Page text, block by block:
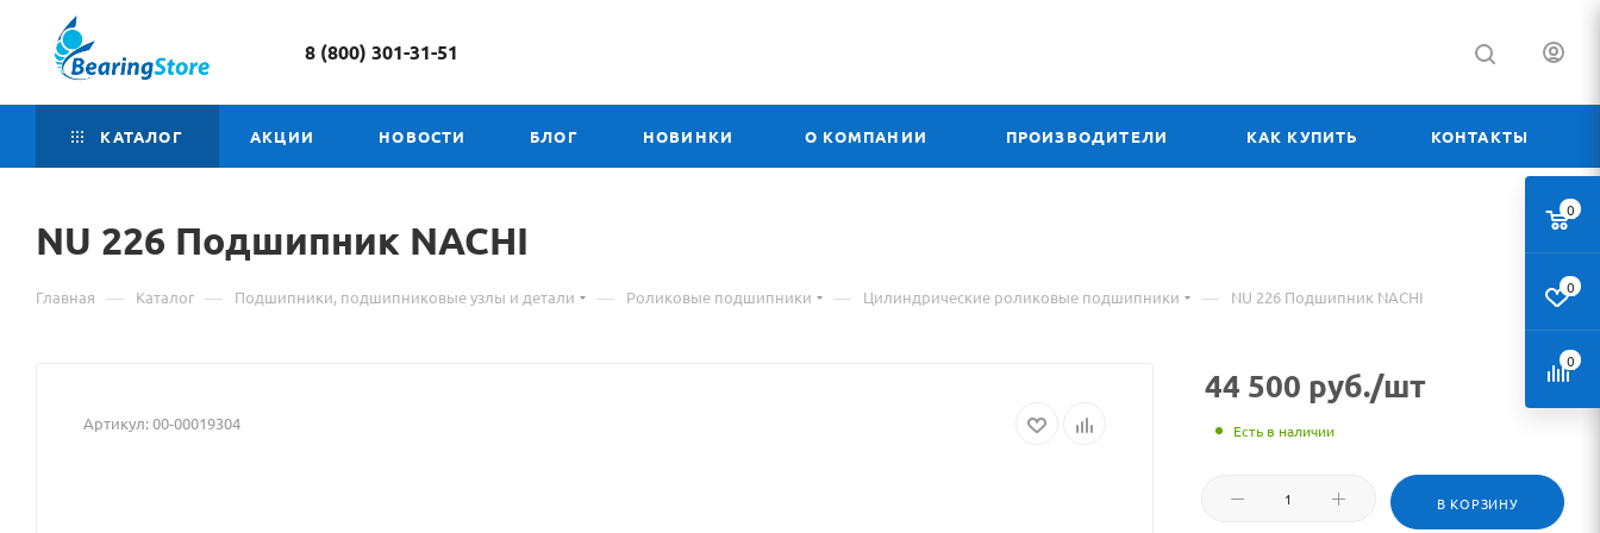
8 (800) 301-31-51
КАТАЛОГ АКЦИИ НОВОСТИ БЛОГ НОВИНКИ О КОМПАНИИ ПРОИЗВОДИТЕЛИ КАК КУПИТЬ КОНТАКТЫ
NU Материал
о
226
226 Подшипник NACHI
Главная — Каталог — Подшипники, подшипниковые узлы и детали — Роликовые подшипники — Цилиндрические роликовые подшипники — NU 226 Подшипник NACHI
Артикул:00-00019304
44 500 руб./шт
Есть в наличии
В КОРЗИНУ
0
0
0